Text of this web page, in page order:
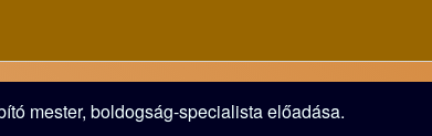
mester, boldogság-specialista előadása.